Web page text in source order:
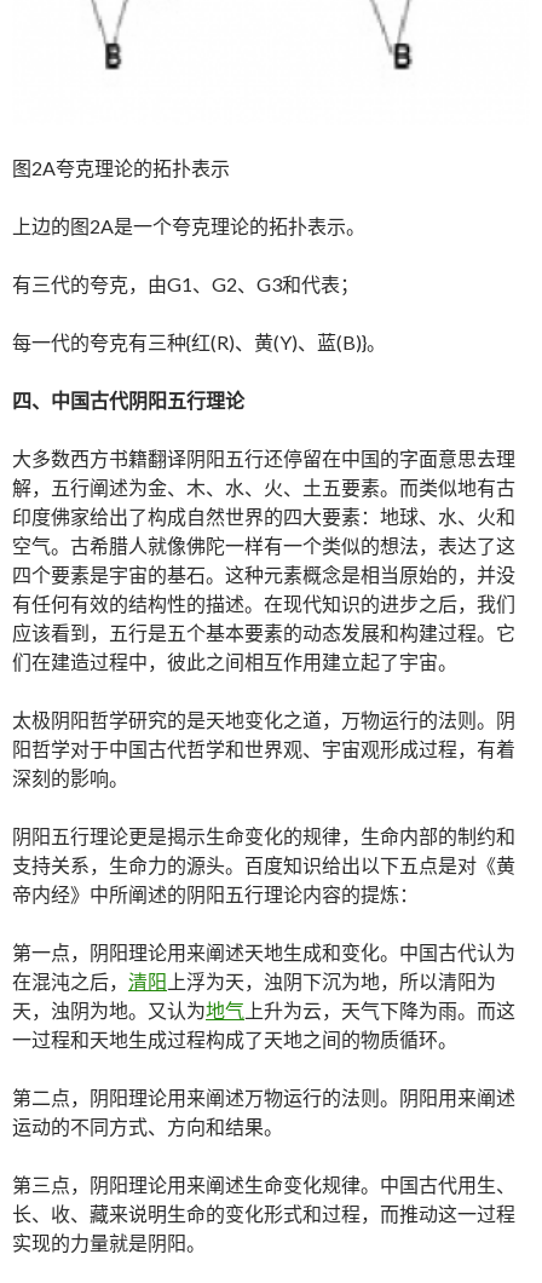
图2A夸克理论的拓扑表示
上边的图2A是一个夸克理论的拓扑表示。
有三代的夸克，由G1、G2、G3和代表；
每一代的夸克有三种{红(R)、黄(Y)、蓝(B)}。
四、中国古代阴阳五行理论
大多数西方书籍翻译阴阳五行还停留在中国的字面意思去理
解，五行阐述为金、木、水、火、土五要素。而类似地有古
印度佛家给出了构成自然世界的四大要素：地球、水、火和
空气。古希腊人就像佛陀一样有一个类似的想法，表达了这
四个要素是宇宙的基石。这种元素概念是相当原始的，并没
有任何有效的结构性的描述。在现代知识的进步之后，我们
应该看到，五行是五个基本要素的动态发展和构建过程。它
们在建造过程中，彼此之间相互作用建立起了宇宙。
太极阴阳哲学研究的是天地变化之道，万物运行的法则。阴
阳哲学对于中国古代哲学和世界观、宇宙观形成过程，有着
深刻的影响。
阴阳五行理论更是揭示生命变化的规律，生命内部的制约和
支持关系，生命力的源头。百度知识给出以下五点是对《黄
帝内经》中所阐述的阴阳五行理论内容的提炼：
第一点，阴阳理论用来阐述天地生成和变化。中国古代认为
在混沌之后， 清阳 上浮为天，浊阴下沉为地，所以清阳为
天，浊阴为地。又认为地气 上升为云，天气下降为雨。而这
一过程和天地生成过程构成了天地之间的物质循环。
第二点，阴阳理论用来阐述万物运行的法则。阴阳用来阐述
运动的不同方式、方向和结果。
第三点，阴阳理论用来阐述生命变化规律。中国古代用生、
长、收、藏来说明生命的变化形式和过程，而推动这一过程
实现的力量就是阴阳。